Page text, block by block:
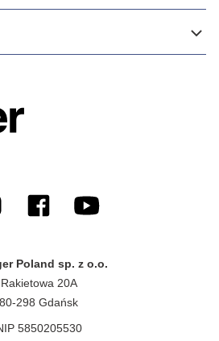
Poland sp. z o.o.
Rakietowa 20A
80-298 Gdańsk
5850205530